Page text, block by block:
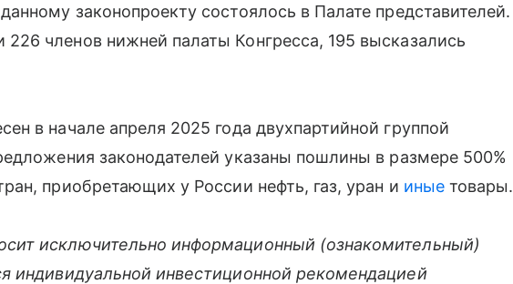
законопроекту состоялось в Палате представителей.
членов нижней палаты Конгресса, 195 высказались
в начале апреля 2025 года двухпартийной группой
законодателей указаны пошлины в размере 500%
приобретающих у России нефть, газ, уран и иныетовары.
исключительно информационный (ознакомительный)
индивидуальной инвестиционной рекомендацией